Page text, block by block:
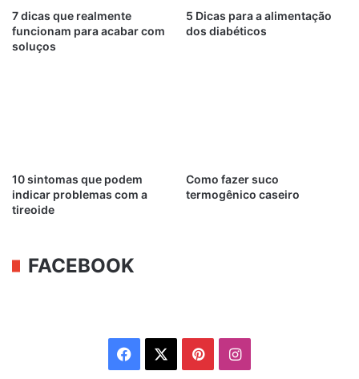
7 dicas que realmente
funcionam para acabar com
soluços
5 Dicas para a alimentação
dos diabéticos
10 sintomas que podem
indicar problemas com a
tireoide
Como fazer suco
termogênico caseiro
FACEBOOK
Facebook PinterestInstagram